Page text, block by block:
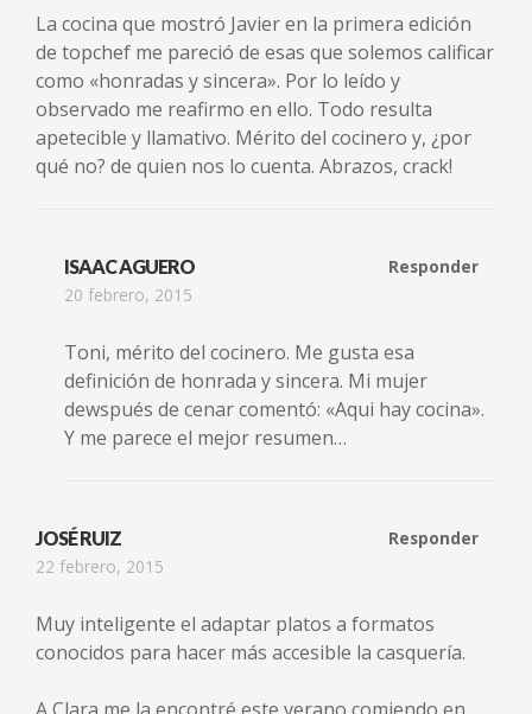
La cocina que mostró Javier en la primera edición
de topchef me pareció de esas que solemos calificar
como «honradas y sincera». Por lo leído y
observado me reafirmo en ello. Todo resulta
apetecible y llamativo. Mérito del cocinero y, ¿por
qué no? de quien nos lo cuenta. Abrazos, crack!
ISAAC AGUERO
20 febrero, 2015
Responder
Toni, mérito del cocinero. Me gusta esa
definición de honrada y sincera. Mi mujer
dewspués de cenar comentó: «Aqui hay cocina».
Y me parece el mejor resumen…
JOSÉ RUIZ
22 febrero, 2015
Responder
Muy inteligente el adaptar platos a formatos
conocidos para hacer más accesible la casquería.